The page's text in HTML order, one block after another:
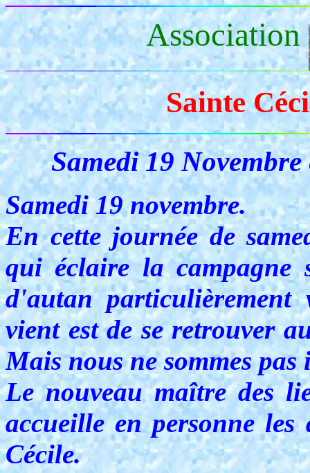
Association
Sainte
Samedi 19
Samedi 19 novembre.
En cette journée de
qui éclaire la campagne
d'autan
vient est de se retrouver
Mais nous ne sommes
Le nouveau maître des
accueille en personne les
Cécile.